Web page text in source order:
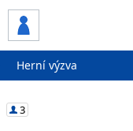
Herní výzva
3